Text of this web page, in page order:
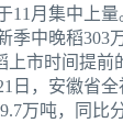
11月集中上量
季中晚稻303
上市时间提前
日，安徽省
万吨，同比